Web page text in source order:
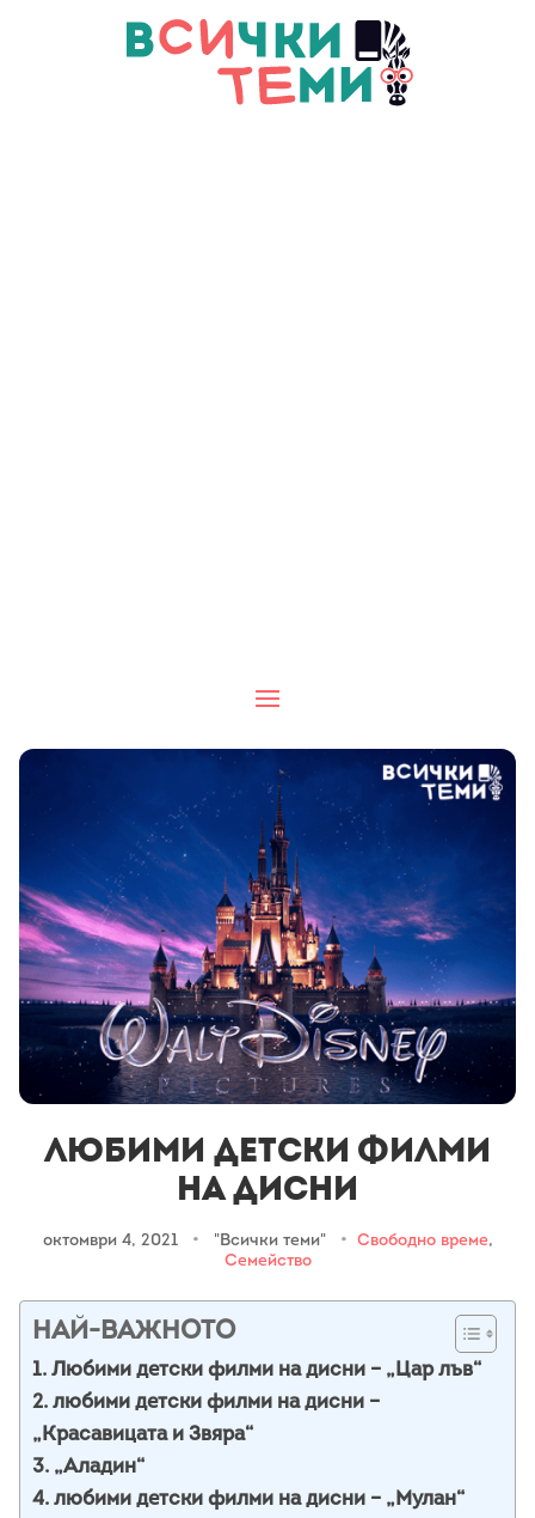
Любими детски филми
на Дисни
октомври 4, 2021 • "Всички теми" • Свободно време,
Семейство
НАЙ-ВАЖНОТО
1. Любими детски филми на дисни – „Цар лъв“
2. любими детски филми на дисни –
„Красавицата и Звяра“
3. „Аладин“
4. любими детски филми на дисни – „Мулан“